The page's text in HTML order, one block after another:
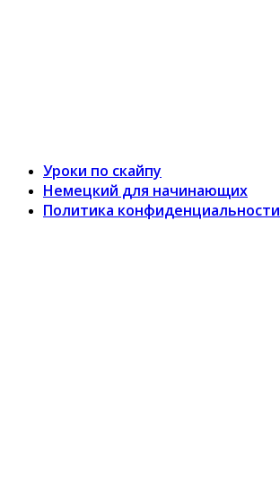
Уроки по скайпу
Немецкий для начинающих
Политика конфиденциальности